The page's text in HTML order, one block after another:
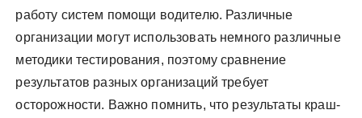
работу систем помощи водителю. Различные
организации могут использовать немного различные
методики тестирования, поэтому сравнение
результатов разных организаций требует
осторожности. Важно помнить, что результаты краш-